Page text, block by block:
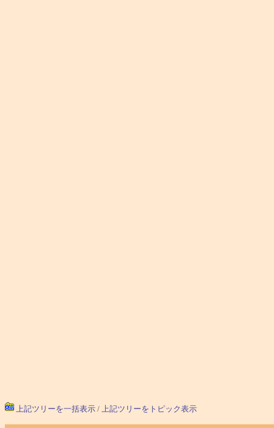
上記ツリーを一括表示 / 上記ツリーをトピック表示